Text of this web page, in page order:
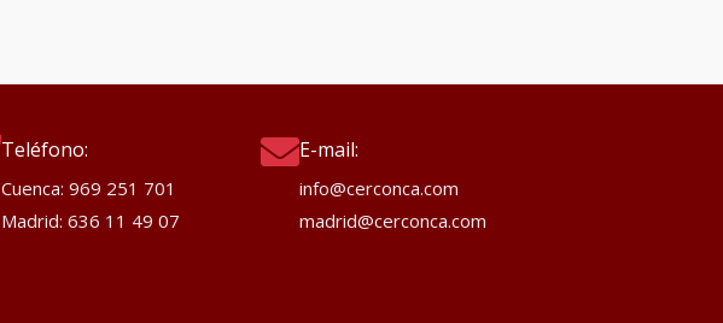
Teléfono:
Cuenca: 969 251 701
Madrid: 636 11 49 07
E-mail:
info@cerconca.com
madrid@cerconca.com